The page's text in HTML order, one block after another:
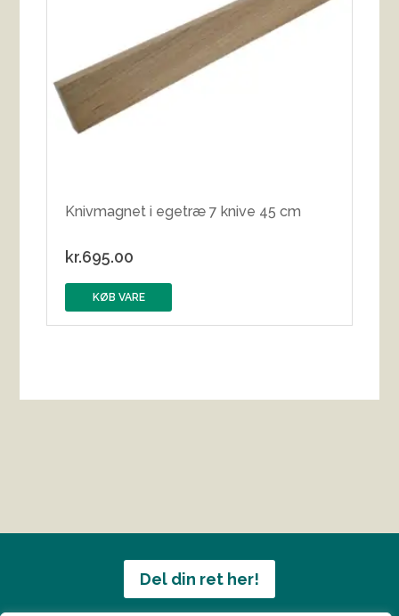
Knivmagnet i egetræ 7 knive 45 cm
kr.695.00
KØB VARE
Del din ret her!